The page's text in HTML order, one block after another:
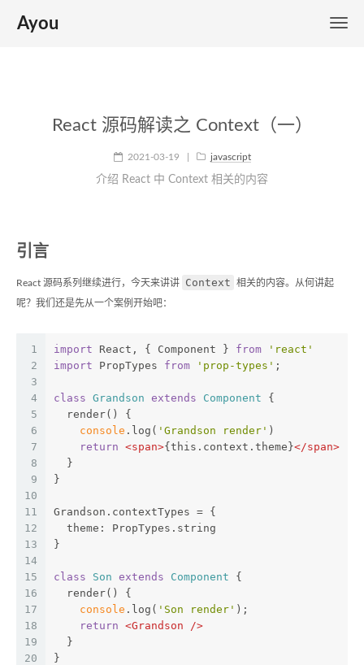
Ayou
React 源码解读之 Context（一）
2021-03-19 javascript
介绍 React 中 Context 相关的内容
引言
React 源码系列继续进行，今天来讲讲 Context 相关的内容。从何讲起
呢？我们还是先从一个案例开始吧：
1
2
3
4
5
6
7
8
9
10
11
12
13
14
15
16
17
18
19
20
import React, { Component } from
'react'
import PropTypes from 'prop-types' ;
class Grandson extends Component
{
  render() {
console .log( 'Grandson render' )
return <span>{this.context.theme}</span>
  }
}
Grandson.contextTypes = {
  theme: PropTypes.string
}
class Son extends Component
{
  render() {
console .log( 'Son render' );
return <Grandson />
  }
}